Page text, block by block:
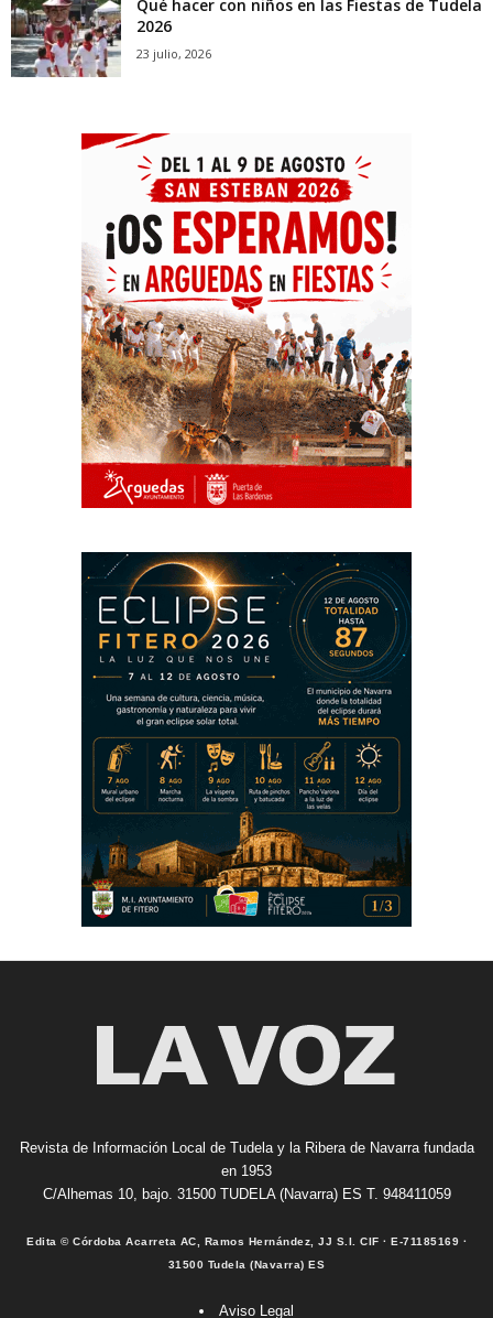
Qué hacer con niños en las Fiestas de Tudela
2026
23 julio, 2026
Revista de Información Local de Tudela y la Ribera de Navarra fundada
en 1953
C/Alhemas 10, bajo. 31500 TUDELA (Navarra) ES T. 948411059
Edita © Córdoba Acarreta AC, Ramos Hernández, JJ S.I. CIF · E-71185169 ·
31500 Tudela (Navarra) ES
Aviso Legal